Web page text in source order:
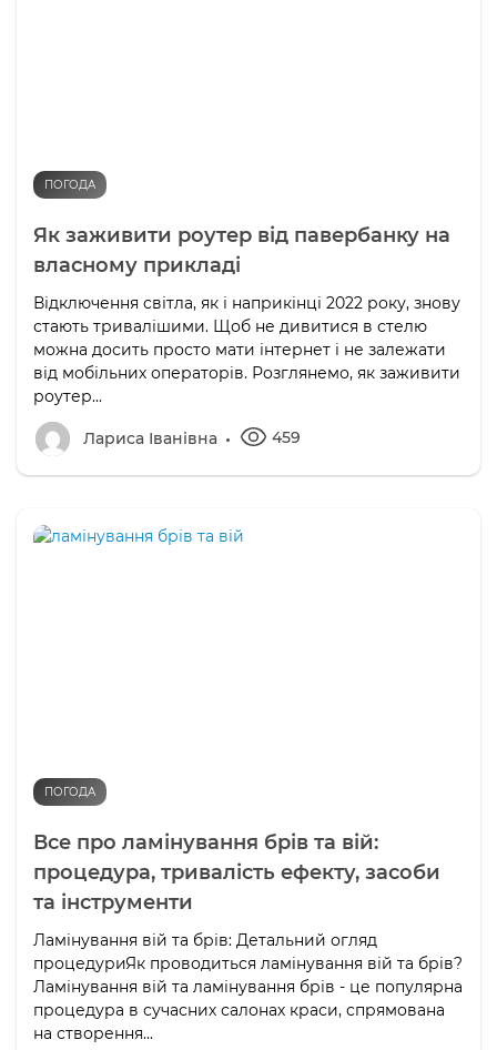
ПОГОДА
Як заживити роутер від павербанку на
власному прикладі
Відключення світла, як і наприкінці 2022 року, знову
стають тривалішими. Щоб не дивитися в стелю
можна досить просто мати інтернет і не залежати
від мобільних операторів. Розглянемо, як заживити
роутер...
Лариса Іванівна 459
ПОГОДА
Все про ламінування брів та вій:
процедура, тривалість ефекту, засоби
та інструменти
Ламінування вій та брів: Детальний огляд
процедуриЯк проводиться ламінування вій та брів?
Ламінування вій та ламінування брів - це популярна
процедура в сучасних салонах краси, спрямована
на створення...